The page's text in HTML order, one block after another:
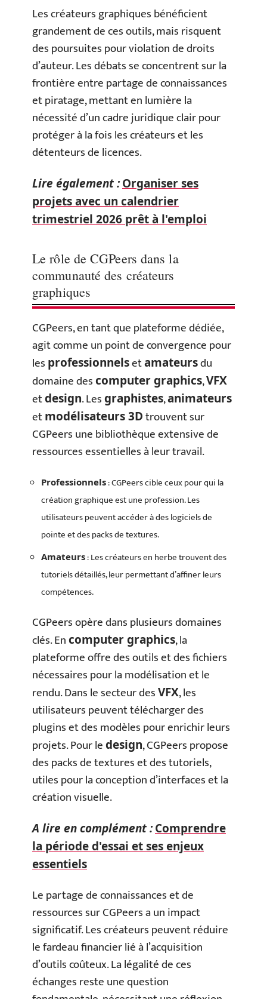
Les créateurs graphiques bénéficient
grandement de ces outils, mais risquent
des poursuites pour violation de droits
d’auteur. Les débats se concentrent sur la
frontière entre partage de connaissances
et piratage, mettant en lumière la
nécessité d’un cadre juridique clair pour
protéger à la fois les créateurs et les
détenteurs de licences.
Lire également :Organiser ses
projets avec un calendrier
trimestriel 2026 prêt à l'emploi
Le rôle de CGPeers dans la
communauté des créateurs
graphiques
CGPeers, en tant que plateforme dédiée,
agit comme un point de convergence pour
les professionnelsetamateursdu
domaine descomputer graphics,VFX
etdesign. Lesgraphistes,animateurs
etmodélisateurs 3Dtrouvent sur
CGPeers une bibliothèque extensive de
ressources essentielles à leur travail.
Professionnels: CGPeers cible ceux pour qui la
création graphique est une profession. Les
utilisateurs peuvent accéder à des logiciels de
pointe et des packs de textures.
Amateurs: Les créateurs en herbe trouvent des
tutoriels détaillés, leur permettant d’affiner leurs
compétences.
CGPeers opère dans plusieurs domaines
clés. Encomputer graphics, la
plateforme offre des outils et des fichiers
nécessaires pour la modélisation et le
rendu. Dans le secteur desVFX, les
utilisateurs peuvent télécharger des
plugins et des modèles pour enrichir leurs
projets. Pour ledesign, CGPeers propose
des packs de textures et des tutoriels,
utiles pour la conception d’interfaces et la
création visuelle.
A lire en complément :Comprendre
la période d'essai et ses enjeux
essentiels
Le partage de connaissances et de
ressources sur CGPeers a un impact
significatif. Les créateurs peuvent réduire
le fardeau financier lié à l’acquisition
d’outils coûteux. La légalité de ces
échanges reste une question